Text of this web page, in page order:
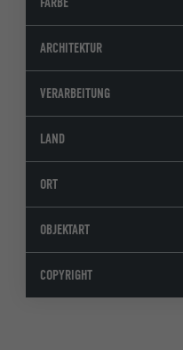
ARCHITEKTUR
VERARBEITUNG
LAND
ORT
OBJEKTART
COPYRIGHT